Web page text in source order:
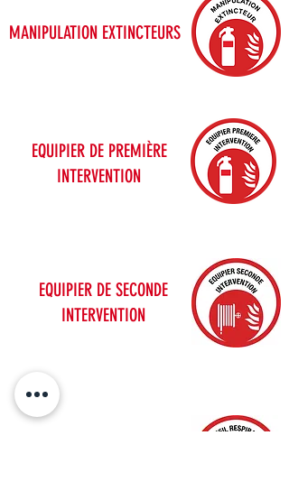
MANIPULATION EXTINCTEURS
EQUIPIER DE PREMIÈRE
INTERVENTION
EQUIPIER DE SECONDE
INTERVENTION